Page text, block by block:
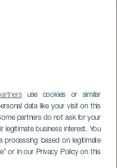
use cookies or similar
data like your visit on this
partners do not ask for your
business interest. You
based on legitimate
or in our Privacy Policy on this